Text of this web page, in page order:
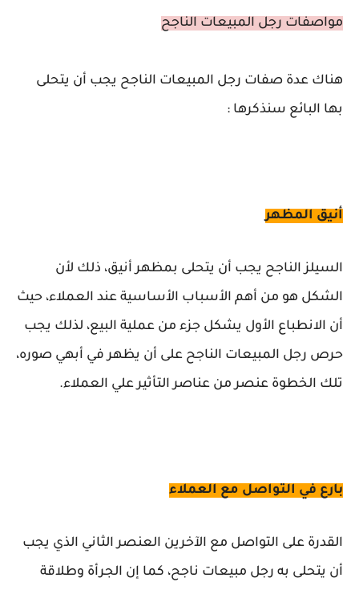
مواصفات رجل المبيعات الناجح
هناك عدة صفات رجل المبيعات الناجح يجب أن يتحلى
بها البائع سنذكرها :
أنيق المظهر
السيلز الناجح يجب أن يتحلى بمظهر أنيق، ذلك لأن
الشكل هو من أهم الأسباب الأساسية عند العملاء، حيث
أن الانطباع الأول يشكل جزء من عملية البيع، لذلك يجب
حرص رجل المبيعات الناجح على أن يظهر في أبهي صوره،
تلك الخطوة عنصر من عناصر التأثير علي العملاء.
بارع في التواصل مع العملاء
القدرة على التواصل مع الآخرين العنصر الثاني الذي يجب
أن يتحلى به رجل مبيعات ناجح، كما إن الجرأة وطلاقة